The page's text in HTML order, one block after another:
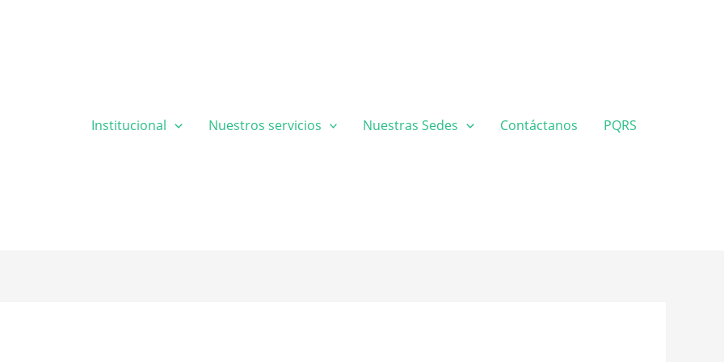
Institucional Nuestros servicios Nuestras Sedes Contáctanos PQRS